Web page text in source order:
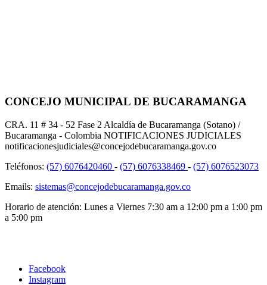
CONCEJO MUNICIPAL DE BUCARAMANGA
CRA. 11 # 34 - 52 Fase 2 Alcaldía de Bucaramanga (Sotano) /
Bucaramanga - Colombia NOTIFICACIONES JUDICIALES
notificacionesjudiciales@concejodebucaramanga.gov.co
Teléfonos: (57) 6076420460 - (57) 6076338469 - (57) 6076523073
Emails: sistemas@concejodebucaramanga.gov.co
Horario de atención: Lunes a Viernes 7:30 am a 12:00 pm a 1:00 pm
a 5:00 pm
Facebook
Instagram